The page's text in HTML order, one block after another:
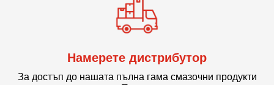
Намерете дистрибутор
За достъп до нашата пълна гама смазочни продукти